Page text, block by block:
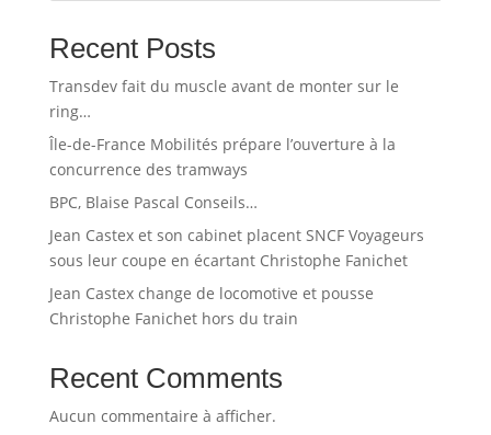
Recent Posts
Transdev fait du muscle avant de monter sur le
ring…
Île-de-France Mobilités prépare l’ouverture à la
concurrence des tramways
BPC, Blaise Pascal Conseils…
Jean Castex et son cabinet placent SNCF Voyageurs
sous leur coupe en écartant Christophe Fanichet
Jean Castex change de locomotive et pousse
Christophe Fanichet hors du train
Recent Comments
Aucun commentaire à afficher.